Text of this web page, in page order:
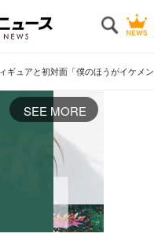
ギュアと初対面「僕のほうがイケメ
SEE MORE